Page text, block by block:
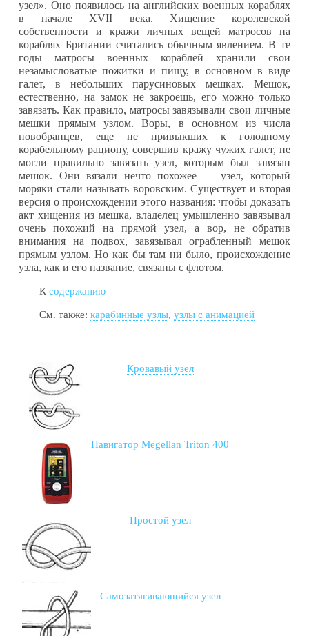
узел». Оно появилось на английских военных кораблях
в начале XVII века. Хищение королевской
собственности и кражи личных вещей матросов на
кораблях Британии считались обычным явлением. В те
годы матросы военных кораблей хранили свои
незамысловатые пожитки и пищу, в основ­ном в виде
галет, в небольших парусиновых мешках. Ме­шок,
естественно, на замок не закроешь, его можно только
завязать. Как правило, матросы завязывали свои личные
мешки прямым узлом. Воры, в основном из числа
новобранцев, еще не привыкших к голодному
корабельному ра­циону, совершив кражу чужих галет, не
могли правильно завязать узел, которым был завязан
мешок. Они вязали нечто похожее — узел, который
моряки стали называть во­ровским. Существует и вторая
версия о происхождении этого названия: чтобы доказать
акт хищения из мешка, владелец умышленно завязывал
очень похожий на прямой узел, а вор, не обратив
внимания на подвох, завязывал ог­рабленный мешок
прямым узлом. Но как бы там ни было, происхождение
узла, как и его название, связаны с флотом.
Ксодержанию
См. также:карабинные узлы,узлы с анимацией
Кровавый узел
Навигатор Megellan Triton 400
Простой узел
Самозатягивающийся узел